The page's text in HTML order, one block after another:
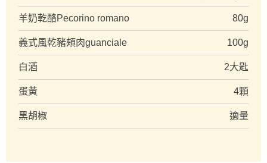
羊奶乾酪Pecorino romano 80g
義式風乾豬頰肉guanciale 100g
白酒 2大匙
蛋黃 4顆
黑胡椒 適量